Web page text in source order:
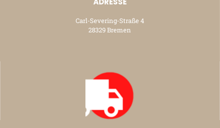
Carl-Severing-Straße 4
28329 Bremen